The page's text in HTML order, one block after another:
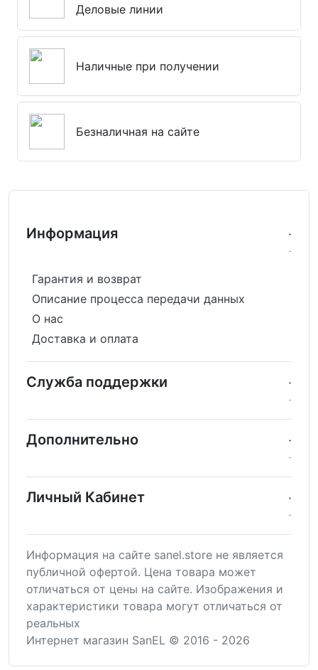
Деловые линии
Наличные при получении
Безналичная на сайте
Информация
Гарантия и возврат
Описание процесса передачи данных
О нас
Доставка и оплата
Служба поддержки
Дополнительно
Личный Кабинет
Информация на сайте sanel.store не является
публичной офертой. Цена товара может
отличаться от цены на сайте. Изображения и
характеристики товара могут отличаться от
реальных
Интернет магазин SanEL © 2016 - 2026